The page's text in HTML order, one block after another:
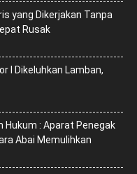
yang Dikerjakan Tanpa
Rusak
I Dikeluhkan Lamban,
Hukum : Aparat Penegak
Abai Memulihkan